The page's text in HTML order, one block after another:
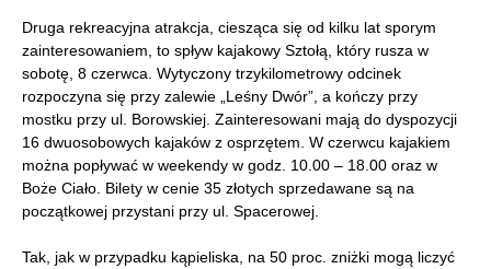
Druga rekreacyjna atrakcja, ciesząca się od kilku lat sporym
zainteresowaniem, to spływ kajakowy Sztołą, który rusza w
sobotę, 8 czerwca. Wytyczony trzykilometrowy odcinek
rozpoczyna się przy zalewie „Leśny Dwór”, a kończy przy
mostku przy ul. Borowskiej. Zainteresowani mają do dyspozycji
16 dwuosobowych kajaków z osprzętem. W czerwcu kajakiem
można popływać w weekendy w godz. 10.00 – 18.00 oraz w
Boże Ciało. Bilety w cenie 35 złotych sprzedawane są na
początkowej przystani przy ul. Spacerowej.
Tak, jak w przypadku kąpieliska, na 50 proc. zniżki mogą liczyć